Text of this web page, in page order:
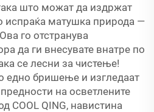
што можат да издржат
испраќа матушка природа —
го отстранува
да ги внесувате внатре по
се лесни за чистење!
едно бришење и изгледаат
на осветлените
COOL QING, навистина